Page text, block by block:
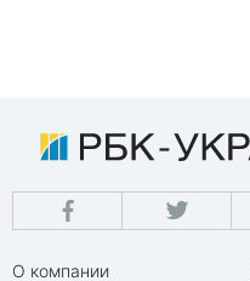
О компании